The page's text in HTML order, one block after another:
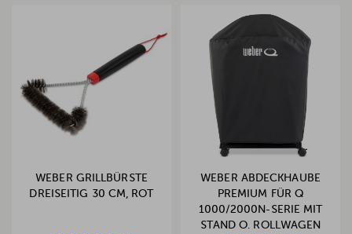
WEBER GRILLBÜRSTE
DREISEITIG 30 CM, ROT
WEBER ABDECKHAUBE
PREMIUM FÜR Q
1000/2000N-SERIE MIT
STAND O. ROLLWAGEN